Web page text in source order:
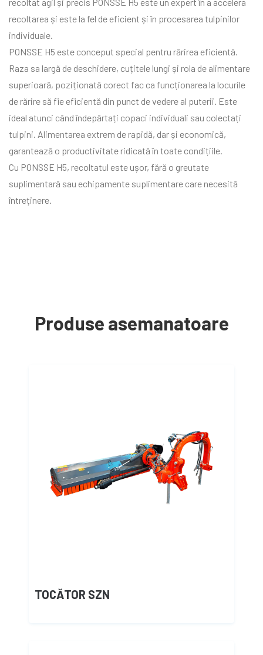
recoltarea și este la fel de eficient și în procesarea tulpinilor
individuale.
PONSSE H5 este conceput special pentru rărirea eficientă.
Raza sa largă de deschidere, cuțitele lungi și rola de alimentare
superioară, poziționată corect fac ca funcționarea la locurile
de rărire să fie eficientă din punct de vedere al puterii. Este
ideal atunci când îndepărtați copaci individuali sau colectați
tulpini. Alimentarea extrem de rapidă, dar și economică,
garantează o productivitate ridicată în toate condițiile.
Cu PONSSE H5, recoltatul este ușor, fără o greutate
suplimentară sau echipamente suplimentare care necesită
întreținere.
Produse asemanatoare
TOCĂTOR SZN